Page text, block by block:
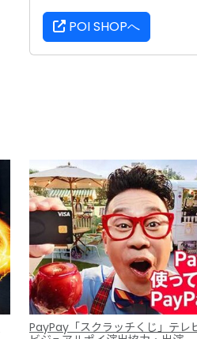
POI SHOPへ
PayPay「スクラッチくじ」テレ